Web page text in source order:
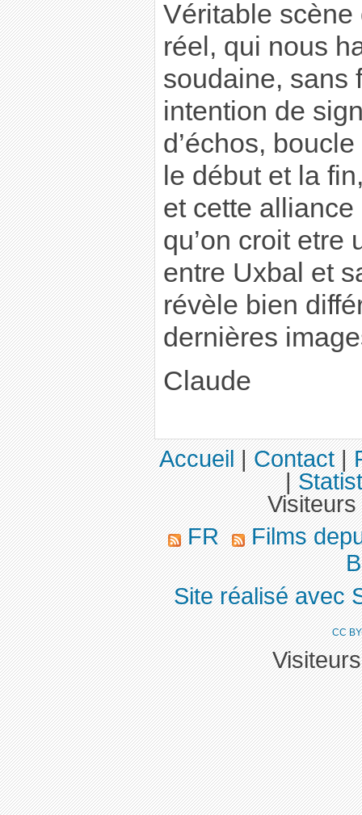
Véritable scène
réel, qui nous
soudaine, sans
intention de
d’échos,
le début et la
et cette
qu’on croit etre
entre Uxbal et
révèle bien
dernières
Claude
Accueil|Contact|
|
FR
Films
Site réalisé avec
CC